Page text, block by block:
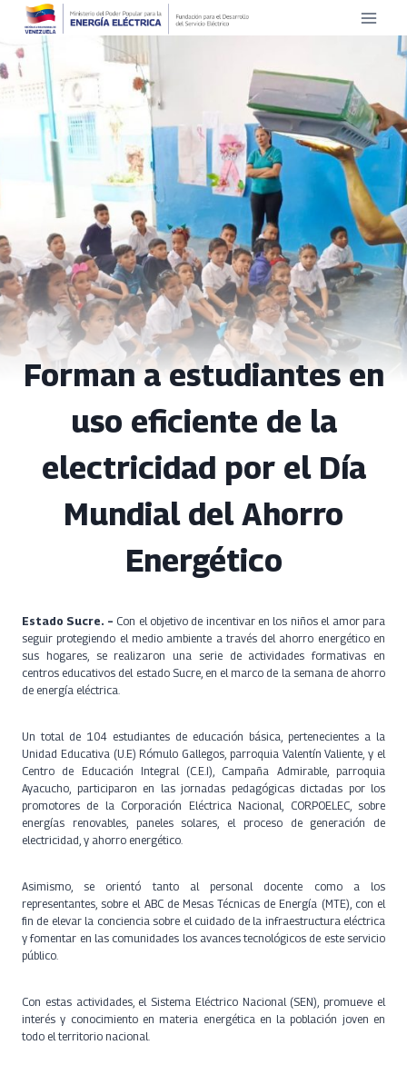
Saltar
contenido
Forman a estudiantes en
uso eficiente de la
electricidad por el Día
Mundial del Ahorro
Energético
Estado Sucre. – Con el objetivo de incentivar en los niños el amor para
seguir protegiendo el medio ambiente a través del ahorro energético en
sus hogares, se realizaron una serie de actividades formativas en
centros educativos del estado Sucre, en el marco de la semana de ahorro
de energía eléctrica.
Un total de 104 estudiantes de educación básica, pertenecientes a la
Unidad Educativa (U.E) Rómulo Gallegos, parroquia Valentín Valiente, y el
Centro de Educación Integral (C.E.I), Campaña Admirable, parroquia
Ayacucho, participaron en las jornadas pedagógicas dictadas por los
promotores de la Corporación Eléctrica Nacional, CORPOELEC, sobre
energías renovables, paneles solares, el proceso de generación de
electricidad, y ahorro energético.
Asimismo, se orientó tanto al personal docente como a los
representantes, sobre el ABC de Mesas Técnicas de Energía (MTE), con el
fin de elevar la conciencia sobre el cuidado de la infraestructura eléctrica
y fomentar en las comunidades los avances tecnológicos de este servicio
público.
Con estas actividades, el Sistema Eléctrico Nacional (SEN), promueve el
interés y conocimiento en materia energética en la población joven en
todo el territorio nacional.